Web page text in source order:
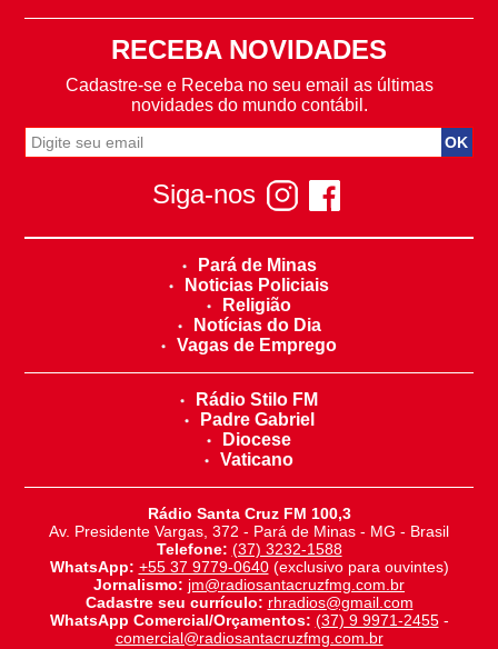
RECEBA NOVIDADES
Cadastre-se e Receba no seu email as últimas
novidades do mundo contábil.
Siga-nos
Pará de Minas
Noticias Policiais
Religião
Notícias do Dia
Vagas de Emprego
Rádio Stilo FM
Padre Gabriel
Diocese
Vaticano
Rádio Santa Cruz FM 100,3
Av. Presidente Vargas, 372 - Pará de Minas - MG - Brasil
Telefone: (37) 3232-1588
WhatsApp: +55 37 9779-0640(exclusivo para ouvintes)
Jornalismo: jm@radiosantacruzfmg.com.br
Cadastre seu currículo: rhradios@gmail.com
WhatsApp Comercial/Orçamentos: (37) 9 9971-2455-
comercial@radiosantacruzfmg.com.br